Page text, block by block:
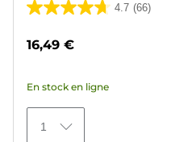
4.7 (66)
4.7
5
66
avis
16,49 €
En stock en ligne
1